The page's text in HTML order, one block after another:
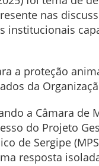
nas
a proteção
da
a Câmara de
do Projeto
de Sergipe
resposta